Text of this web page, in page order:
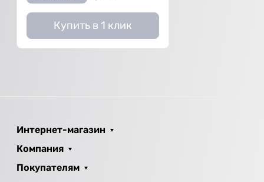
Купить в 1 клик
Интернет-магазин
Компания
Покупателям